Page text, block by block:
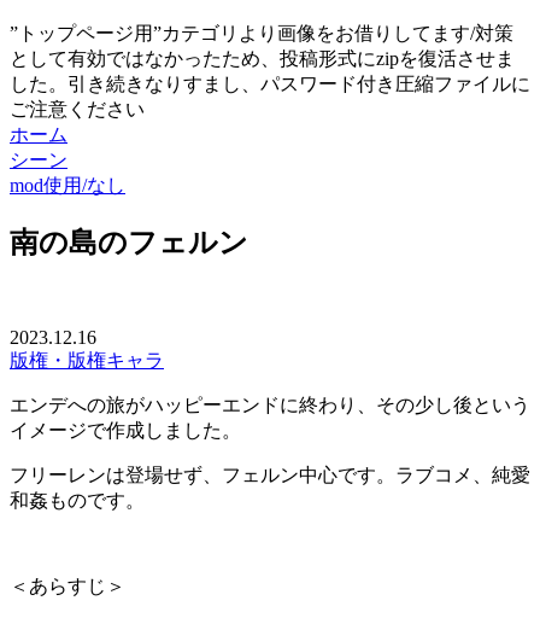
”トップページ用”カテゴリより画像をお借りしてます/対策
として有効ではなかったため、投稿形式にzipを復活させま
した。引き続きなりすまし、パスワード付き圧縮ファイルに
ご注意ください
ホーム
シーン
mod使用/なし
南の島のフェルン
2023.12.16
版権・版権キャラ
エンデへの旅がハッピーエンドに終わり、その少し後という
イメージで作成しました。
フリーレンは登場せず、フェルン中心です。ラブコメ、純愛
和姦ものです。
＜あらすじ＞